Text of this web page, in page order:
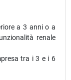
a 3 anni o a
renale
tra i 3 e i 6